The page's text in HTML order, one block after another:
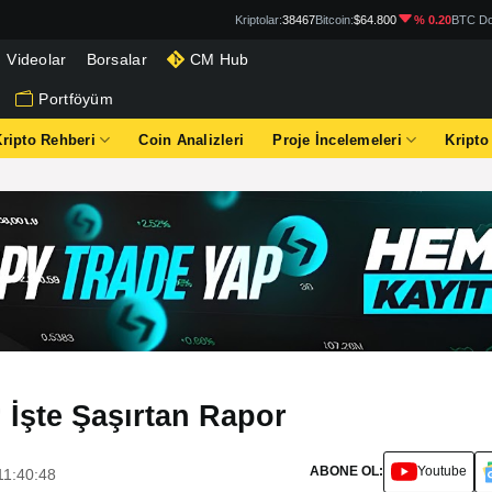
Kriptolar:38467Bitcoin:$64.800 % 0.20BTC
Videolar Borsalar CM Hub
Portföyüm
Rehberi Coin Analizleri Proje İncelemeleri Kripto
Şaşırtan Rapor
ABONE OL: Youtube